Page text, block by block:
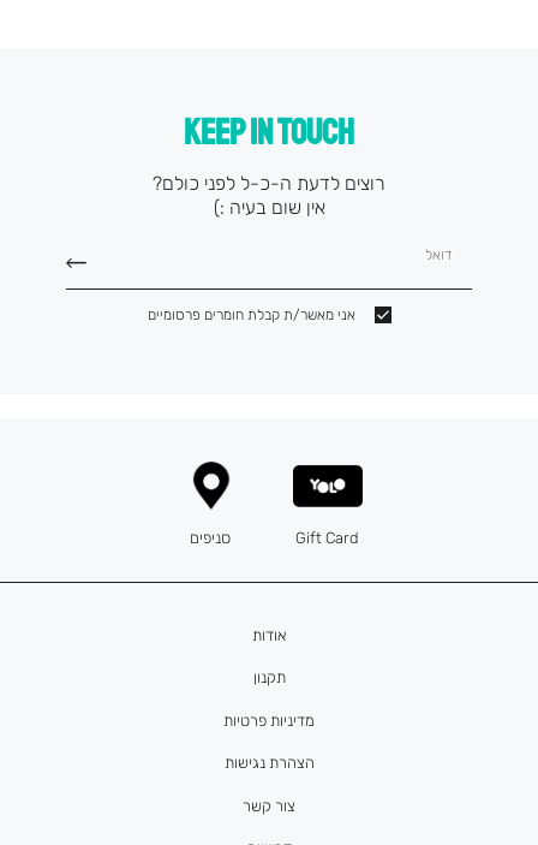
KEEP IN TOUCH
רוצים לדעת ה-כ-ל לפני כולם?
אין שום בעיה :)
דואל
אני מאשר/ת קבלת חומרים פרסומיים
אודות
תקנון
מדיניות פרטיות
הצהרת נגישות
צור קשר
Gift Card סניפים